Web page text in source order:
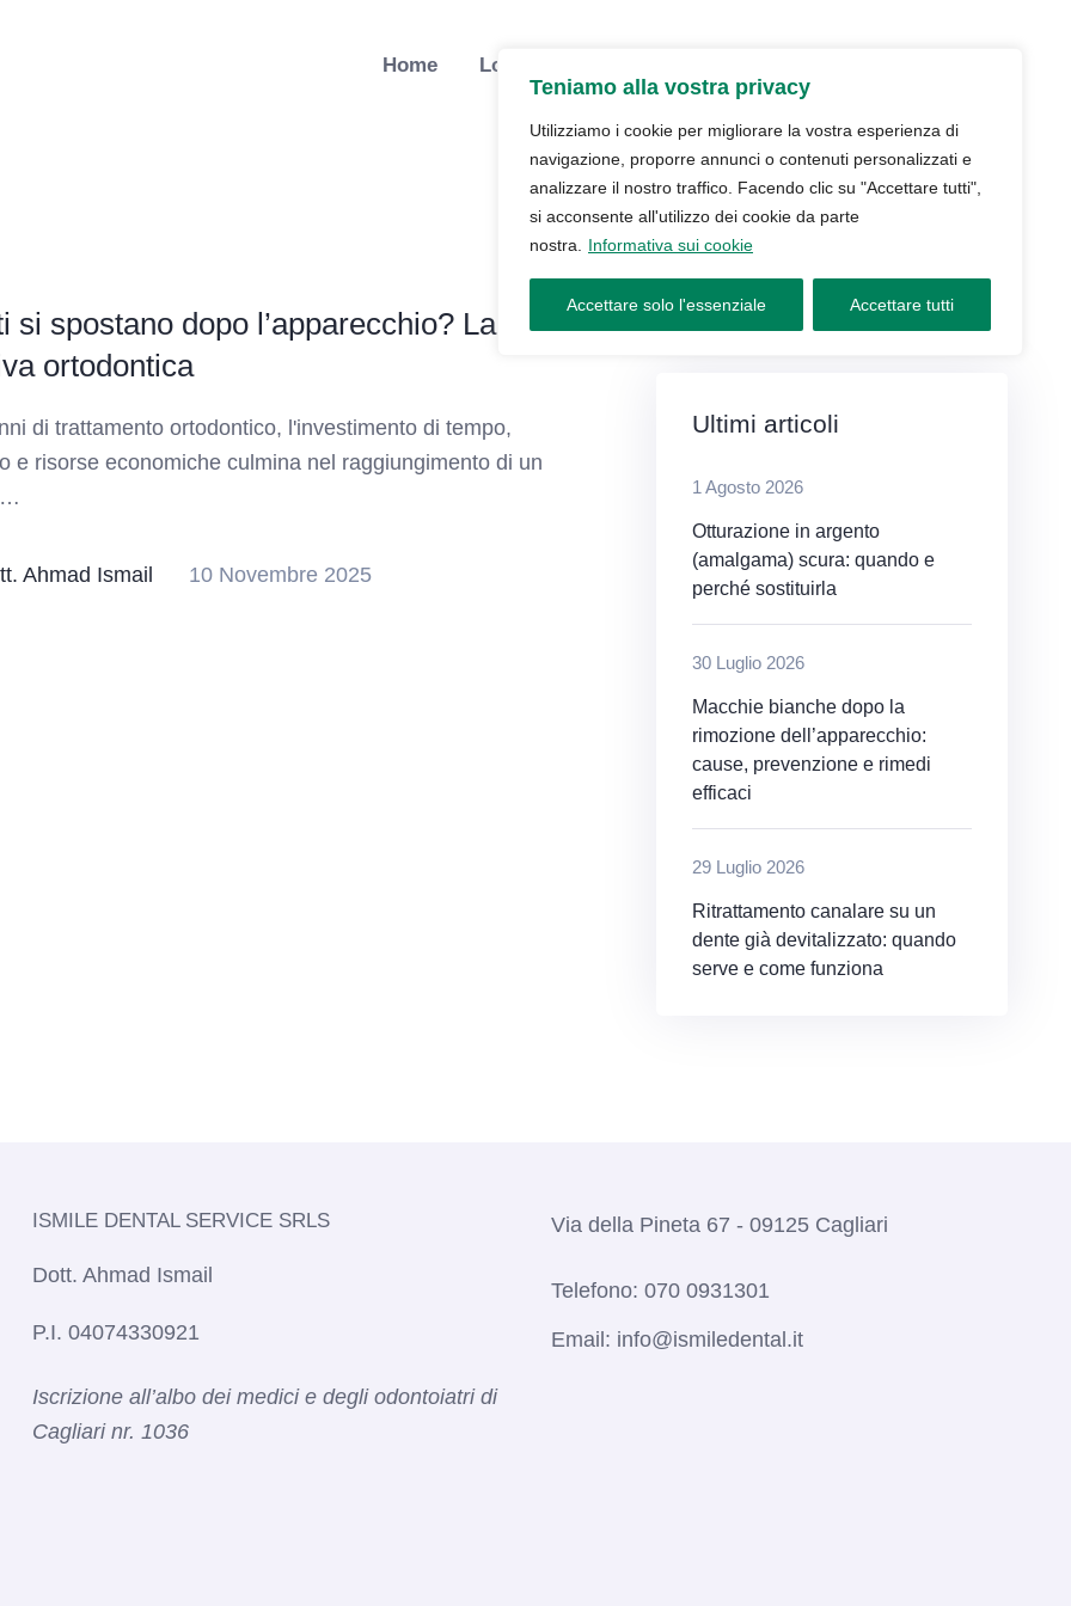
Teniamo alla vostra privacy
Utilizziamo i cookie per migliorare la vostra esperienza di
navigazione, proporre annunci o contenuti personalizzati e
analizzare il nostro traffico. Facendo clic su "Accettare tutti",
si acconsente all'utilizzo dei cookie da parte
nostra.
Informativa sui cookie
Accettare solo l'essenziale Accettare tutti
Home Lo Studio
si spostano dopo l’apparecchio? La
ortodontica
di trattamento ortodontico, l'investimento di tempo,
e risorse economiche culmina nel raggiungimento di un
…
Ahmad Ismail 10 Novembre 2025
Ultimi articoli
1 Agosto 2026
Otturazione in argento
(amalgama) scura: quando e
perché sostituirla
30 Luglio 2026
Macchie bianche dopo la
rimozione dell’apparecchio:
cause, prevenzione e rimedi
efficaci
29 Luglio 2026
Ritrattamento canalare su un
dente già devitalizzato: quando
serve e come funziona
ISMILE DENTAL SERVICE SRLS​
Dott. Ahmad Ismail
P.I. 04074330921
Iscrizione all’albo dei medici e degli odontoiatri di
Cagliari nr. 1036​
Via della Pineta 67 - 09125 Cagliari
Telefono: 070 0931301
Email: info@ismiledental.it